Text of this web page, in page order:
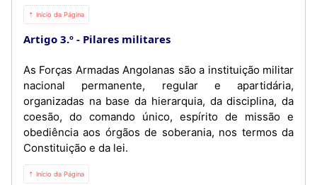
⇡ Início da Página
Artigo 3.º Pilares militares
As Forças Armadas Angolanas são a instituição militar
nacional permanente, regular e apartidária,
organizadas na base da hierarquia, da disciplina, da
coesão, do comando único, espírito de missão e
obediência aos órgãos de soberania, nos termos da
Constituição e da lei.
⇡ Início da Página